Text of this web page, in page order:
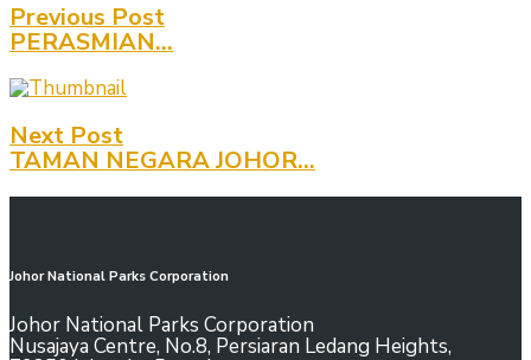
Previous Post
PERASMIAN...
Next Post
TAMAN NEGARA JOHOR...
Johor National Parks Corporation
Johor National Parks Corporation
Nusajaya Centre, No.8, Persiaran Ledang Heights,